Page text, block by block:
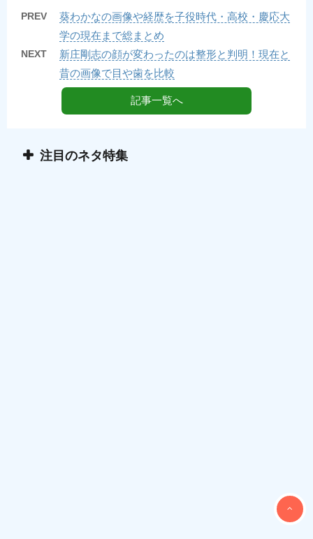
PREV
葵わかなの画像や経歴を子役時代・高校・慶応大
学の現在まで総まとめ
NEXT
新庄剛志の顔が変わったのは整形と判明！現在と
昔の画像で目や歯を比較
記事一覧へ
注目のネタ特集